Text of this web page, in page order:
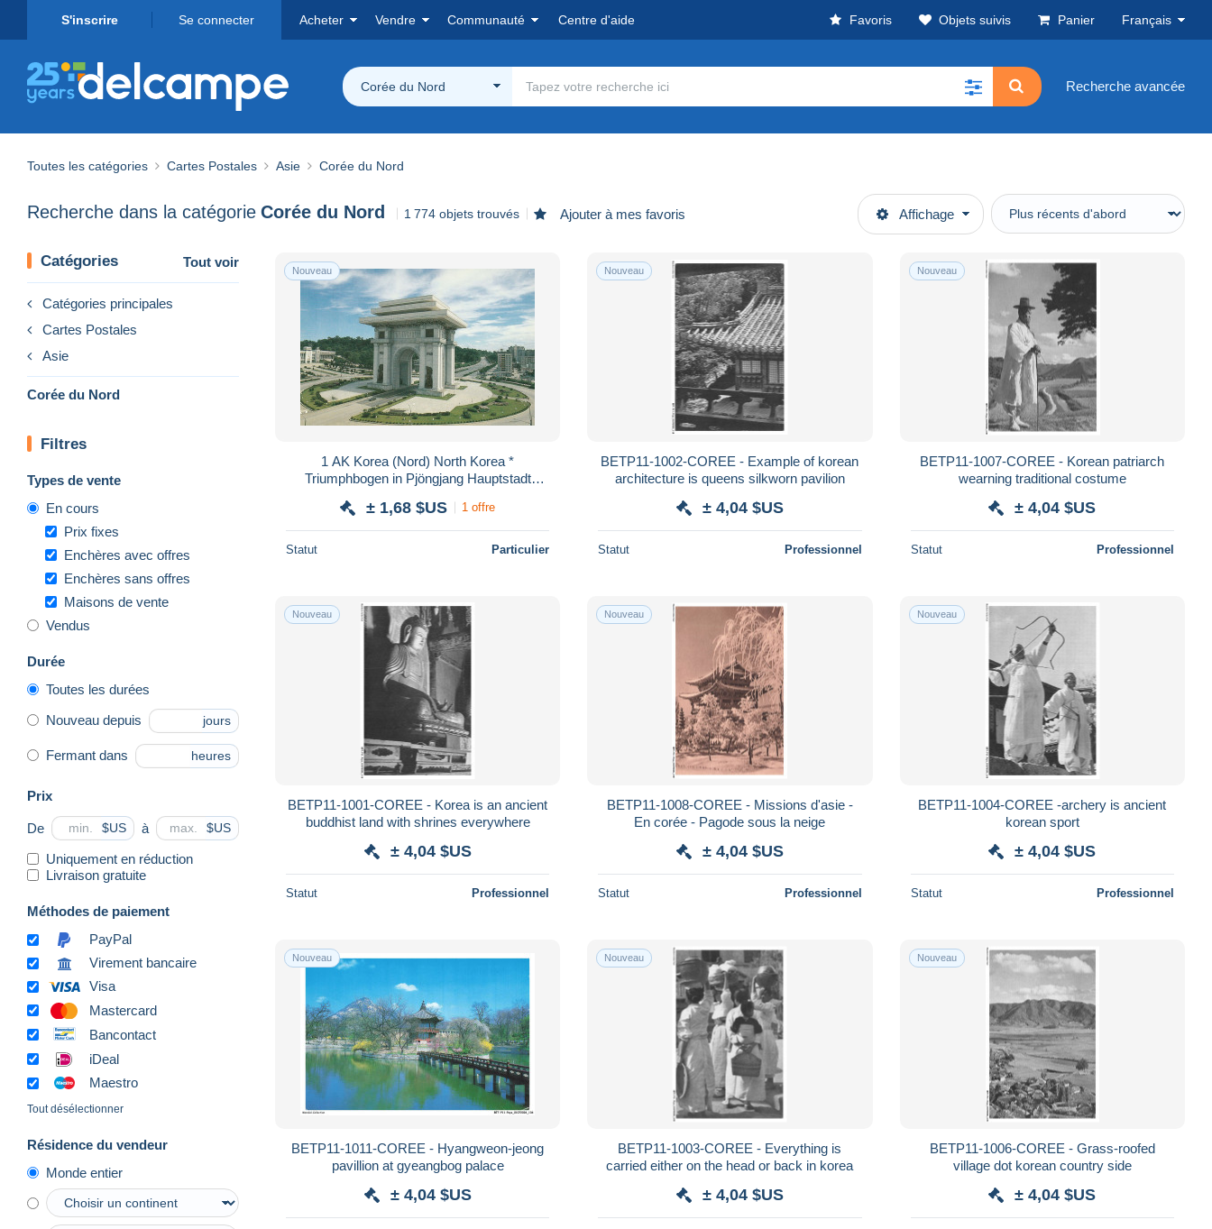
S'inscrire Se connecter Acheter Vendre Communauté Centre d'aide Favoris Objets suivis Panier Français
Corée du Nord Recherche avancée
Toutes les catégories Cartes Postales Asie Corée du Nord
Recherche dans la catégorie Corée du Nord 1 774 objets trouvés Ajouter à mes favoris Affichage
Catégories Tout voir
Catégories principales
Cartes Postales
Asie
Corée du Nord
Filtres
Types de vente
En cours
Prix fixes
Enchères avec offres
Enchères sans offres
Maisons de vente
Vendus
Durée
Toutes les durées
Nouveau depuis jours
Fermant dans heures
Prix
De $US à $US
Uniquement en réduction
Livraison gratuite
Méthodes de paiement
PayPal
Virement bancaire
Visa
Mastercard
Bancontact
iDeal
Maestro
Tout désélectionner
Résidence du vendeur
Monde entier
Nouveau
1 AK Korea (Nord) North Korea *
Triumphbogen in Pjöngjang Hauptstadt
Welt
± 1,68 $US 1 offre
Statut Particulier
Nouveau
BETP11-1002-COREE - Example of korean
architecture is queens silkworn pavilion
± 4,04 $US
Statut Professionnel
Nouveau
BETP11-1007-COREE - Korean patriarch
wearning traditional costume
± 4,04 $US
Statut Professionnel
Nouveau
BETP11-1001-COREE - Korea is an ancient
buddhist land with shrines everywhere
± 4,04 $US
Statut Professionnel
Nouveau
BETP11-1008-COREE - Missions d'asie -
En corée - Pagode sous la neige
± 4,04 $US
Statut Professionnel
Nouveau
BETP11-1004-COREE -archery is ancient
korean sport
± 4,04 $US
Statut Professionnel
Nouveau
BETP11-1011-COREE - Hyangweon-jeong
pavillion at gyeangbog palace
± 4,04 $US
Nouveau
BETP11-1003-COREE - Everything is
carried either on the head or back in korea
± 4,04 $US
Nouveau
BETP11-1006-COREE - Grass-roofed
village dot korean country side
± 4,04 $US